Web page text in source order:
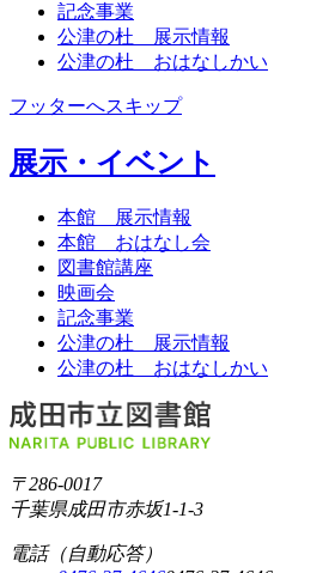
記念事業
公津の杜 展示情報
公津の杜 おはなしかい
フッターへスキップ
展示・イベント
本館 展示情報
本館 おはなし会
図書館講座
映画会
記念事業
公津の杜 展示情報
公津の杜 おはなしかい
〒286-0017
千葉県成田市赤坂1-1-3
電話（自動応答）